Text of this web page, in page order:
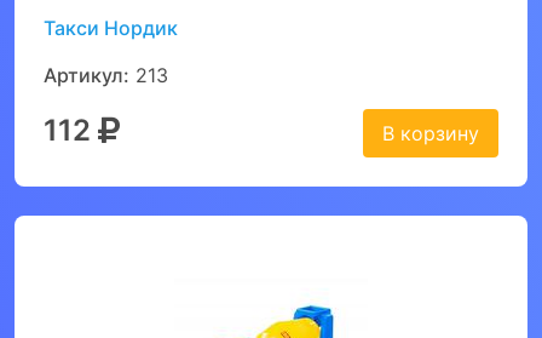
Такси Нордик
Артикул: 213
112 В корзину